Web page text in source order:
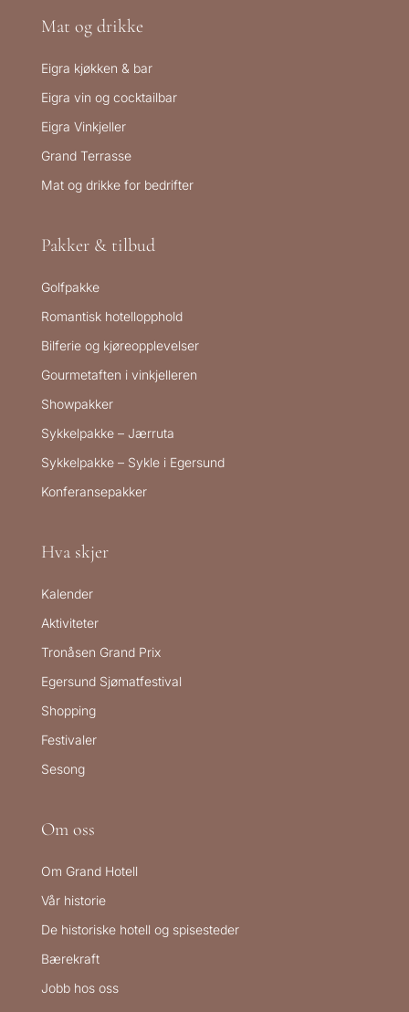
Mat og drikke
Eigra kjøkken & bar
Eigra vin og cocktailbar
Eigra Vinkjeller
Grand Terrasse
Mat og drikke for bedrifter
Pakker & tilbud
Golfpakke
Romantisk hotellopphold
Bilferie og kjøreopplevelser
Gourmetaften i vinkjelleren
Showpakker
Sykkelpakke – Jærruta
Sykkelpakke – Sykle i Egersund
Konferansepakker
Hva skjer
Kalender
Aktiviteter
Tronåsen Grand Prix
Egersund Sjømatfestival
Shopping
Festivaler
Sesong
Om oss
Om Grand Hotell
Vår historie
De historiske hotell og spisesteder
Bærekraft
Jobb hos oss